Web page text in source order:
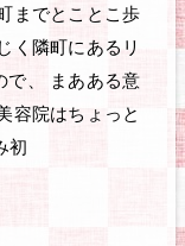
までとことこ歩
く隣町にあるリ
で、 まあある意
容院はちょっと
初